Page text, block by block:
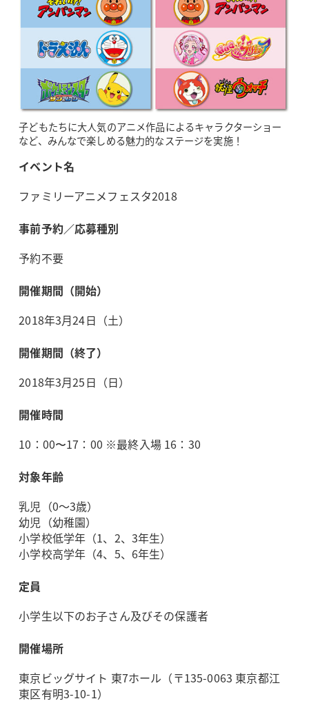
子どもたちに大人気のアニメ作品によるキャラクターショー
など、みんなで楽しめる魅力的なステージを実施！
イベント名
ファミリーアニメフェスタ2018
事前予約／応募種別
予約不要
開催期間（開始）
2018年3月24日（土）
開催期間（終了）
2018年3月25日（日）
開催時間
10：00〜17：00 ※最終入場 16：30
対象年齢
乳児（0～3歳）
幼児（幼稚園）
小学校低学年（1、2、3年生）
小学校高学年（4、5、6年生）
定員
小学生以下のお子さん及びその保護者
開催場所
東京ビッグサイト 東7ホール（〒135-0063 東京都江
東区有明3-10-1）